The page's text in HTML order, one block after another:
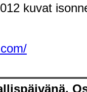
kuvat